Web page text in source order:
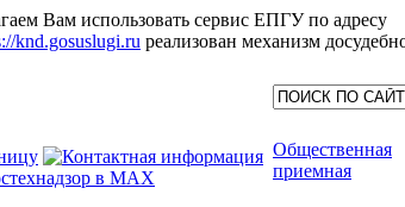
Вам использовать сервис ЕПГУ по адресу
knd.gosuslugi.ru реализован механизм
Общественная
приемная